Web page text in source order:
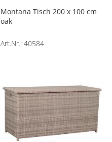
Montana Tisch 200 x 100 cm
oak
Art.Nr.: 40584